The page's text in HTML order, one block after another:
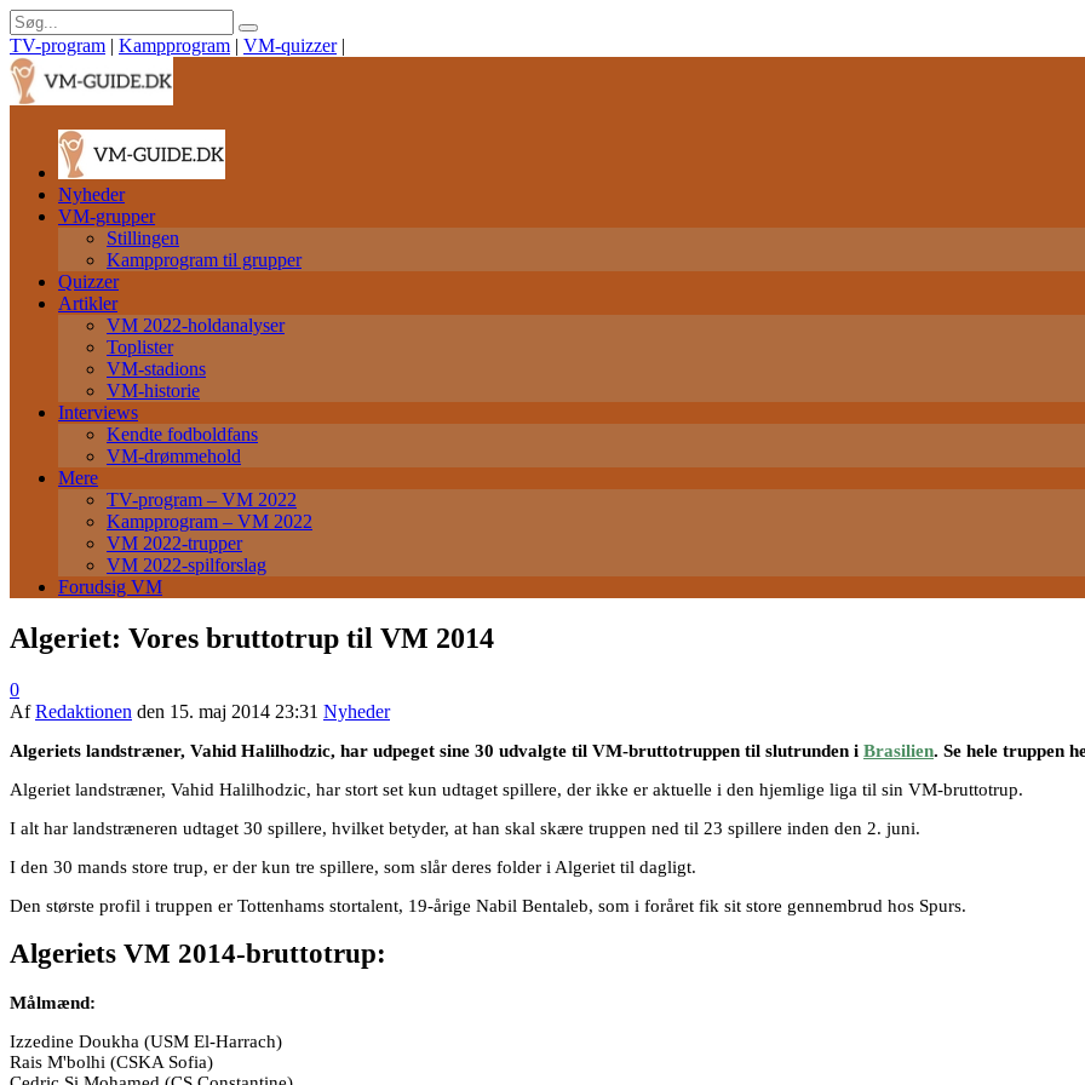
TV-program | Kampprogram | VM-quizzer |
Nyheder
VM-grupper
Stillingen
Kampprogram til grupper
Quizzer
Artikler
VM 2022-holdanalyser
Toplister
VM-stadions
VM-historie
Interviews
Kendte fodboldfans
VM-drømmehold
Mere
TV-program – VM 2022
Kampprogram – VM 2022
VM 2022-trupper
VM 2022-spilforslag
Forudsig VM
Algeriet: Vores bruttotrup til VM 2014
0
AfRedaktionen den 15. maj 2014 23:31 Nyheder
Algeriets landstræner, Vahid Halilhodzic, har udpeget sine 30 udvalgte til VM-bruttotruppen til slutrunden i Brasilien. Se hele truppen
Algeriet landstræner, Vahid Halilhodzic, har stort set kun udtaget spillere, der ikke er aktuelle i den hjemlige liga til sin VM-bruttotrup.
I alt har landstræneren udtaget 30 spillere, hvilket betyder, at han skal skære truppen ned til 23 spillere inden den 2. juni.
I den 30 mands store trup, er der kun tre spillere, som slår deres folder i Algeriet til dagligt.
Den største profil i truppen er Tottenhams stortalent, 19-årige Nabil Bentaleb, som i foråret fik sit store gennembrud hos Spurs.
Algeriets VM 2014-bruttotrup:
Målmænd:
Izzedine Doukha (USM El-Harrach)
Rais M'bolhi (CSKA Sofia)